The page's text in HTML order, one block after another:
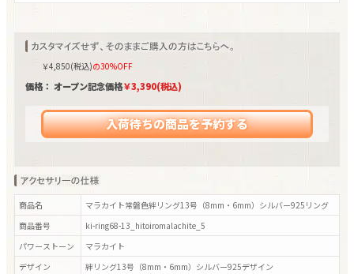
￥4,850(税込)の30%OFF
価格： オープン記念価格￥3,390(税込)
入荷待ちの商品を予約する
商品名
マラカイト常磐色絆リング13号（8mm・6mm）シルバー925リング
商品番号
ki-ring68-13_hitoiromalachite_5
パワーストーン
マラカイト
デザイン
絆リング13号（8mm・6mm）シルバー925デザイン